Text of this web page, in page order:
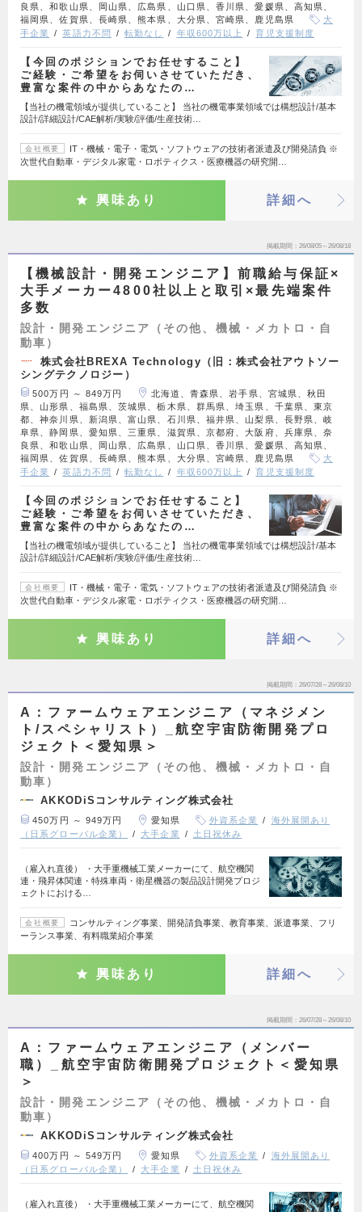
良県、和歌山県、岡山県、広島県、山口県、香川県、愛媛県、高知県、
福岡県、佐賀県、長崎県、熊本県、大分県、宮崎県、鹿児島県
大
手企業
英語力不問 転勤なし 年収600万以上 育児支援制度
【今回のポジションでお任せすること】
ご経験・ご希望をお伺いさせていただき、
豊富な案件の中からあなたの…
【当社の機電領域が提供していること】 当社の機電事業領域では構想設計/基本
設計/詳細設計/CAE解析/実験/評価/生産技術…
会社概要
IT・機械・電子・電気・ソフトウェアの技術者派遣及び開発請負 ※
次世代自動車・デジタル家電・ロボティクス・医療機器の研究開…
興味あり 詳細へ
掲載期間 26/08/05～26/08/18
【機械設計・開発エンジニア】前職給与保証×
大手メーカー4800社以上と取引×最先端案件
多数
設計・開発エンジニア（その他、機械・メカトロ・自
動車）
株式会社BREXA Technology（旧：株式会社アウトソー
シングテクノロジー）
500万円 ～ 849万円
北海道、青森県、岩手県、宮城県、秋田
県、山形県、福島県、茨城県、栃木県、群馬県、埼玉県、千葉県、東京
都、神奈川県、新潟県、富山県、石川県、福井県、山梨県、長野県、岐
阜県、静岡県、愛知県、三重県、滋賀県、京都府、大阪府、兵庫県、奈
良県、和歌山県、岡山県、広島県、山口県、香川県、愛媛県、高知県、
福岡県、佐賀県、長崎県、熊本県、大分県、宮崎県、鹿児島県
大
手企業
英語力不問 転勤なし 年収600万以上 育児支援制度
【今回のポジションでお任せすること】
ご経験・ご希望をお伺いさせていただき、
豊富な案件の中からあなたの…
【当社の機電領域が提供していること】 当社の機電事業領域では構想設計/基本
設計/詳細設計/CAE解析/実験/評価/生産技術…
会社概要
IT・機械・電子・電気・ソフトウェアの技術者派遣及び開発請負 ※
次世代自動車・デジタル家電・ロボティクス・医療機器の研究開…
興味あり 詳細へ
掲載期間 26/07/28～26/08/10
A：ファームウェアエンジニア（マネジメン
ト/スペシャリスト）_航空宇宙防衛開発プロ
ジェクト＜愛知県＞
設計・開発エンジニア（その他、機械・メカトロ・自
動車）
AKKODiSコンサルティング株式会社
450万円 ～ 949万円 愛知県 外資系企業
海外展開あり
（日系グローバル企業）
大手企業 土日祝休み
（雇入れ直後） ・大手重機械工業メーカーにて、航空機関
連・飛昇体関連・特殊車両・衛星機器の製品設計開発プロジ
ェクトにおける…
会社概要
コンサルティング事業、開発請負事業、教育事業、派遣事業、フリ
ーランス事業、有料職業紹介事業
興味あり 詳細へ
掲載期間 26/07/28～26/08/10
A：ファームウェアエンジニア（メンバー
職）_航空宇宙防衛開発プロジェクト＜愛知県
＞
設計・開発エンジニア（その他、機械・メカトロ・自
動車）
AKKODiSコンサルティング株式会社
400万円 ～ 549万円 愛知県 外資系企業
海外展開あり
（日系グローバル企業）
大手企業 土日祝休み
（雇入れ直後） ・大手重機械工業メーカーにて、航空機関